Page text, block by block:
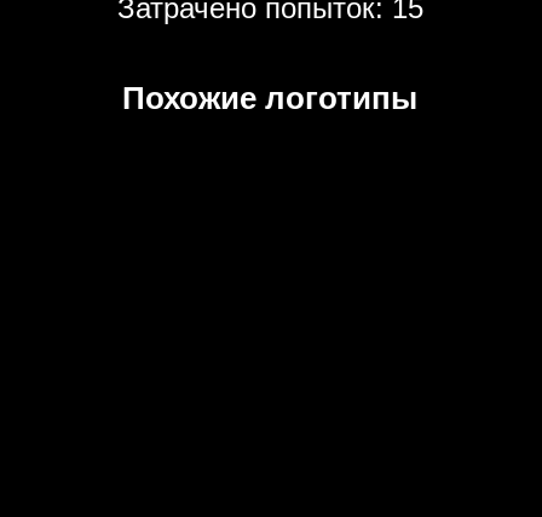
Затрачено попыток: 15
Похожие логотипы